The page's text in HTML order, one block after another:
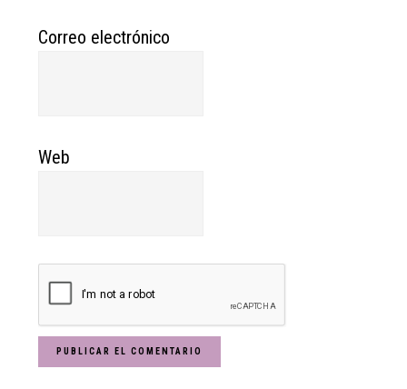
Correo electrónico
Web